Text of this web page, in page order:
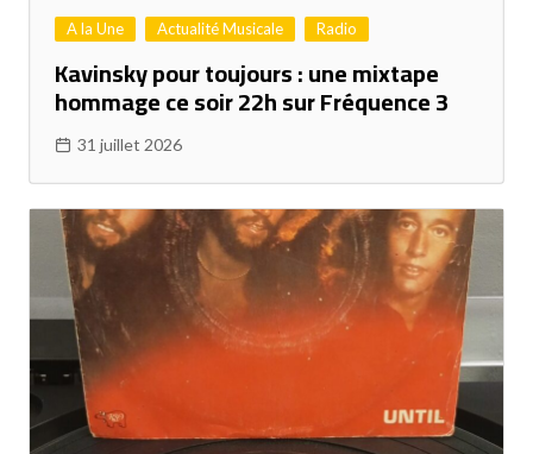
A la Une Actualité Musicale Radio
Kavinsky pour toujours : une mixtape
hommage ce soir 22h sur Fréquence 3
31 juillet 2026